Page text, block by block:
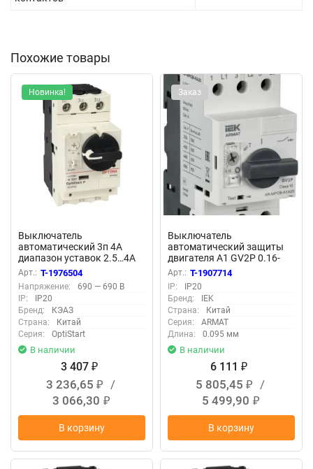
Похожие товары
Новинка!
Выключатель
автоматический 3п 4А
диапазон уставок 2.5…4А
OptiStart P GV2P08 КЭАЗ
372906
Арт.: T-1976504
Напряжение:
690 — 690 В
IP:
IP20
Бренд:
КЭАЗ
Страна:
Китай
Серия:
OptiStart
В наличии
3 407 ₽
3 236,65 ₽
/
3 066,30 ₽
В корзину
Заказ
Выключатель
автоматический защиты
двигателя A1 GV2P 0.16-
0.25А ARMAT IEK AR-MPCB-
A1A25
Арт.: T-1907714
IP:
IP20
Бренд:
IEK
Страна:
Китай
Серия:
ARMAT
Длина:
0.095 мм
В наличии
6 111 ₽
5 805,45 ₽
/
5 499,90 ₽
В корзину